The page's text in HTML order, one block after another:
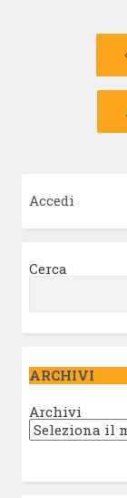
Accedi
Cerca
ARCHIVI
Archivi